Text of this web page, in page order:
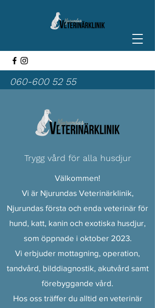
060-600 52 55
Trygg vård för alla husdjur
Välkommen!
Vi är Njurundas Veterinärklinik,
Njurundas första och enda veterinär för
hund, katt, kanin och exotiska husdjur,
som öppnade i oktober 2023.
Vi erbjuder mottagning, operation,
tandvård, bilddiagnostik, akutvård samt
förebyggande vård.
Hos oss träffer du alltid en veterinär